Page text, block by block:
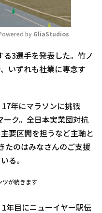
Mute
by GliaStudios
3選手を発表した。竹ノ
いずれも社業に専念す
年にマラソンに挑戦
ーク。全日本実業団対抗
要区間を担うなど主軸と
たのはみなさんのご支援
る。
ツが続きます
年目にニューイヤー駅伝